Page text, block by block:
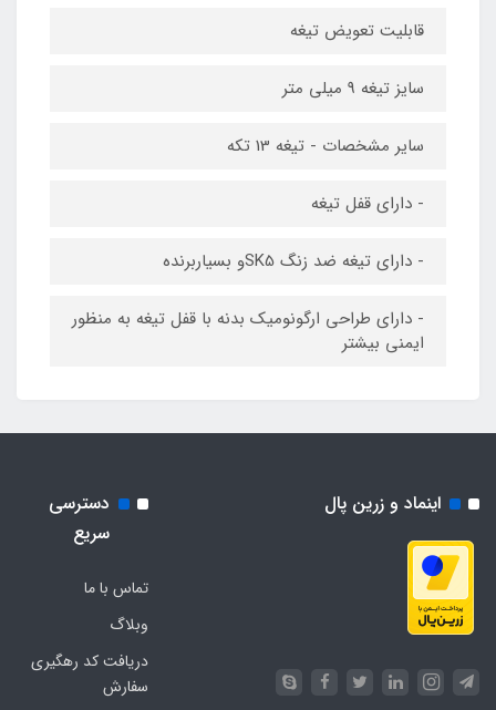
قابلیت تعویض تیغه
سایز تیغه 9 میلی متر
سایر مشخصات - تیغه 13 تکه
- دارای قفل تیغه
- دارای تیغه ضد زنگ SK5و بسیاربرنده
- دارای طراحی ارگونومیک بدنه با قفل تیغه به منظور
ایمنی بیشتر
اینماد و زرین پال
دسترسی
سریع
تماس با ما
وبلاگ
دریافت کد رهگیری
سفارش